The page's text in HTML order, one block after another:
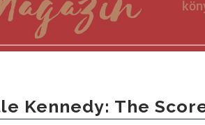
Kennedy: The